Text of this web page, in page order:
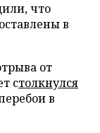
что
в
от
столкнулся
в